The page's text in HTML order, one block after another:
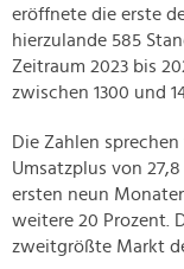
eröffnete die erste
hierzulande 585
Zeitraum 2023 bis
zwischen 1300 und
Die Zahlen
Umsatzplus von
ersten neun
weitere 20 Prozent.
zweitgrößte Markt